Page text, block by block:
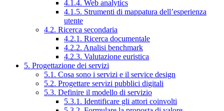
4.1.4. Web analytics
4.1.5. Strumenti di mappatura dell’esperienza
utente
4.2. Ricerca secondaria
4.2.1. Ricerca documentale
4.2.2. Analisi benchmark
4.2.3. Valutazione euristica
5. Progettazione dei servizi
5.1. Cosa sono i servizi e il service design
5.2. Progettare servizi pubblici digitali
5.3. Definire il modello di servizio
5.3.1. Identificare gli attori coinvolti